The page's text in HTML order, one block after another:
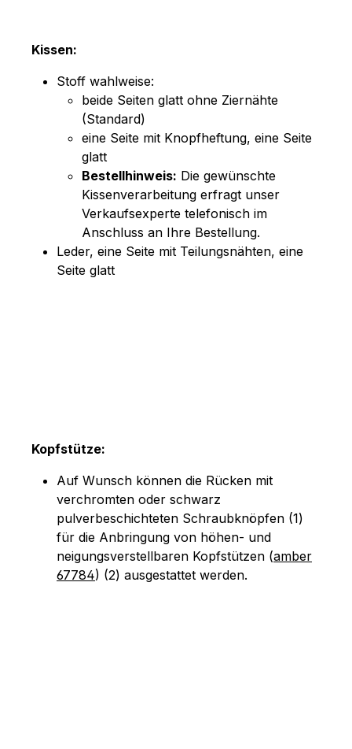
Kissen:
Stoff wahlweise:
beide Seiten glatt ohne Ziernähte
(Standard)
eine Seite mit Knopfheftung, eine Seite
glatt
Bestellhinweis: Die gewünschte
Kissenverarbeitung erfragt unser
Verkaufsexperte telefonisch im
Anschluss an Ihre Bestellung.
Leder, eine Seite mit Teilungsnähten, eine
Seite glatt
Kopfstütze:
Auf Wunsch können die Rücken mit
verchromten oder schwarz
pulverbeschichteten Schraubknöpfen (1)
für die Anbringung von höhen- und
neigungsverstellbaren Kopfstützen (amber
67784) (2) ausgestattet werden.